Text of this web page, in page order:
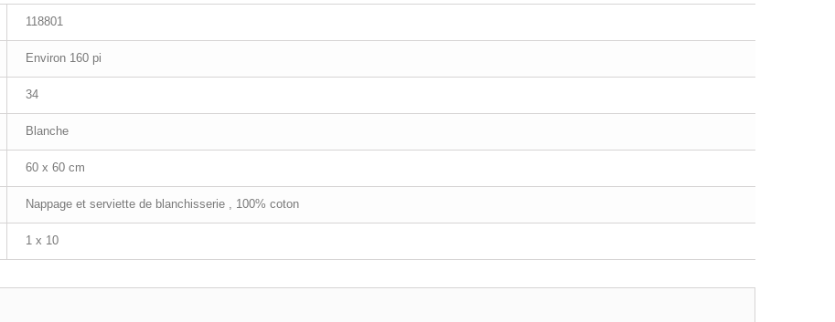
118801
Environ 160 pi
34
Blanche
60 x 60 cm
Nappage et serviette de blanchisserie , 100% coton
1 x 10